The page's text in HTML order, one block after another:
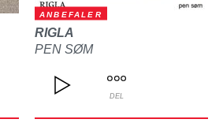
ANBEFALER
RIGLA
PEN SØM
DEL